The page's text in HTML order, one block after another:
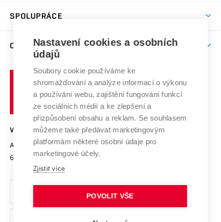
Brno
Celoživotní vzdělávání
E-přihláška
Harmonogram akademického roku
Závěrečné práce
Doktorské studium
Zpracování osobních údajů studentů
Sociální bezpečí
Studium bez bariér
Podpora podnikání
Mezinárodní vědecká rada
Systém zajišťování kvality výzkumu
Výzkumné infrastruktury
Transfer znalostí
Open Science
Projekty
Projekty ze strukturálních fondů
Specifický výzkum
SPOLUPRÁCE
Zahraniční spolupráce
Spolupráce se školami
Služby univerzity
Mezinárodní dohody
Univerzitní sítě
O UNIVERZITĚ
Profil univerzity
Udržitelná univerzita
Podnikavá univerzita / ContriBUTe
Bezpečná univerzita
Vyznamenání
Organizační struktura
Ochrana osobních údajů
učení
technické
VYSOKÉ UČENÍ TECHNICKÉ V BRNĚ
Antonínská 548/1
602 00 Brno
www.vut.cz
vut@vutbr.cz
Nastavení cookies a osobních
údajů
Soubory cookie používáme ke
shromažďování a analýze informací o výkonu
a používání webu, zajištění fungování funkcí
ze sociálních médií a ke zlepšení a
přizpůsobení obsahu a reklam. Se souhlasem
můžeme také předávat marketingovým
platformám některé osobní údaje pro
marketingové účely.
Zjistit více
POVOLIT VŠE